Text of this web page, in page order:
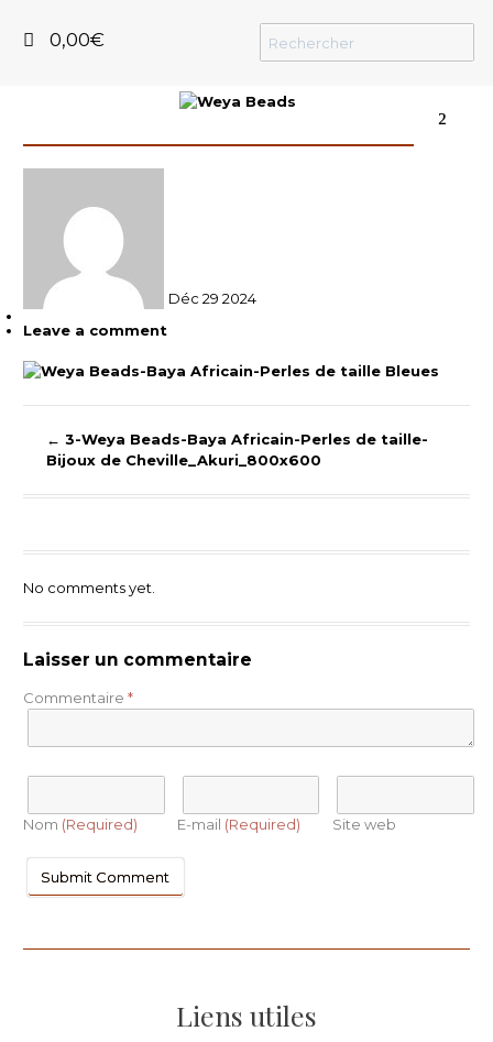
0,00€
²
Déc 29 2024
Leave a comment
← 3-Weya Beads-Baya Africain-Perles de taille-
Bijoux de Cheville_Akuri_800x600
No comments yet.
Laisser un commentaire
Commentaire*
Nom (Required) E-mail (Required) Site web
Liens utiles